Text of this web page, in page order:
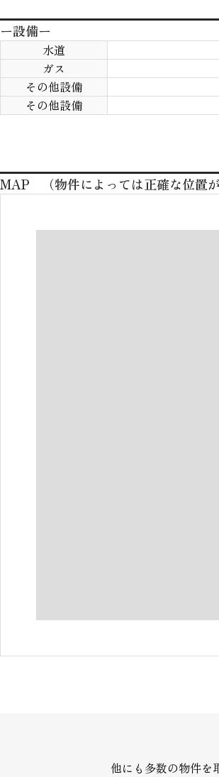
ー設備ー
水道
ガス
その他設備
その他設備
MAP （物件によっては正確な位置が
他にも多数の物件を